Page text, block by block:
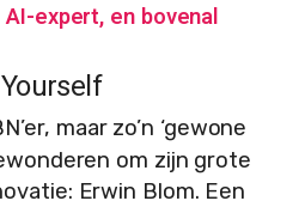
expert, en bovenal
maar zo’n ‘gewone
om zijn grote
Erwin Blom. Een